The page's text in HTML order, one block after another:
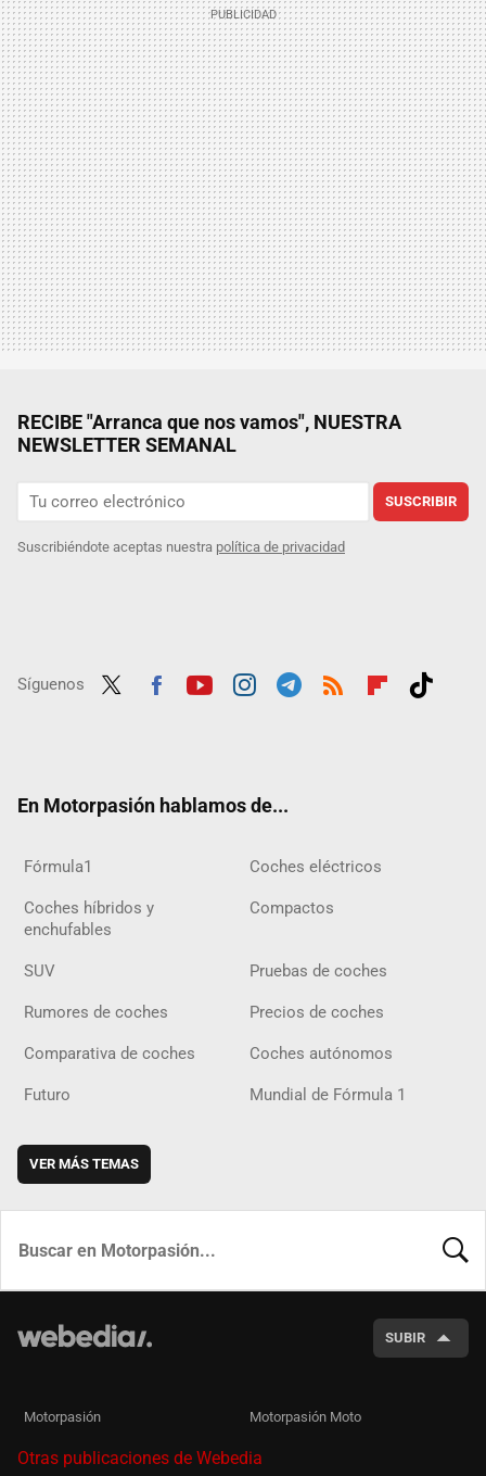
RECIBE "Arranca que nos vamos", NUESTRA
NEWSLETTER SEMANAL
SUSCRIBIR
Suscribiéndote aceptas nuestra política de privacidad
Síguenos
En Motorpasión hablamos de...
Fórmula1 Coches eléctricos
Coches híbridos y
enchufables
Compactos
SUV Pruebas de coches
Rumores de coches Precios de coches
Comparativa de coches Coches autónomos
Futuro Mundial de Fórmula 1
VER MÁS TEMAS
SUBIR
Motorpasión Motorpasión Moto
Otras publicaciones de Webedia